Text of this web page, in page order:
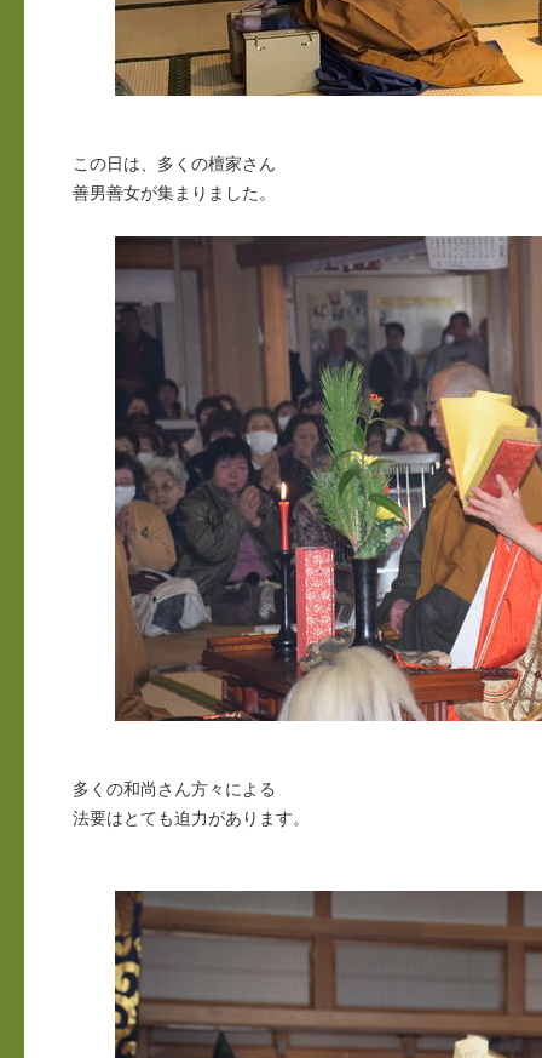
この日は、多くの檀家さん
善男善女が集まりました。
多くの和尚さん方々による
法要はとても迫力があります。